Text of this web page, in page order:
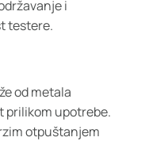
i
testere.
od metala
prilikom upotrebe.
otpuštanjem